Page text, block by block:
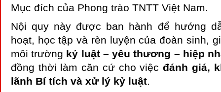
Mục đích của Phong trào TNTT Việt Nam.
Nội quy này được ban hành để hướng
hoạt, học tập và rèn luyện của đoàn sinh,
môi trường kỷ luật – yêu thương – hiệp
đồng thời làm căn cứ cho việcđánh giá,
lãnh Bí tích và xử lý kỷ luật.